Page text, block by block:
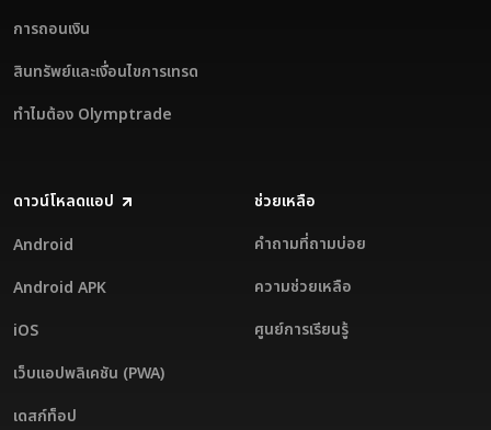
การถอนเงิน
สินทรัพย์และเงื่อนไขการเทรด
ทำไมต้อง Olymptrade
ดาวน์โหลดแอป
Android
Android APK
iOS
เว็บแอปพลิเคชัน (PWA)
เดสก์ท็อป
ช่วยเหลือ
คำถามที่ถามบ่อย
ความช่วยเหลือ
ศูนย์การเรียนรู้